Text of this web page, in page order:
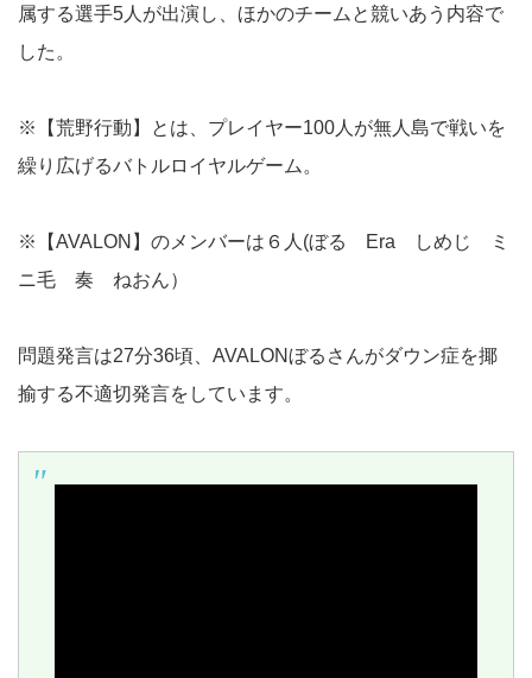
属する選手5人が出演し、ほかのチームと競いあう内容で
した。
※【荒野行動】とは、プレイヤー100人が無人島で戦いを
繰り広げるバトルロイヤルゲーム。
※【AVALON】のメンバーは６人(ぼる Era しめじ ミ
ニ毛 奏 ねおん）
問題発言は27分36頃、AVALONぼるさんがダウン症を揶
揄する不適切発言をしています。